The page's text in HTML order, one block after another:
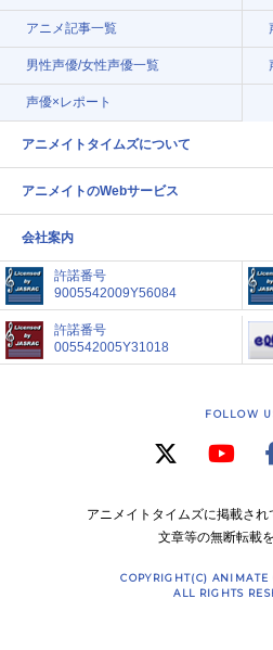
アニメ記事一覧
男性声優/女性声優一覧
声優×レポート
アニメイトタイムズについて
アニメイトのWebサービス
会社案内
許諾番号
9005542009Y56084
許諾番号
005542005Y31018
FOLLOW
アニメイトタイムズに掲載され
文章等の無断転載
COPYRIGHT(C) ANIMATE
ALL RIGHTS